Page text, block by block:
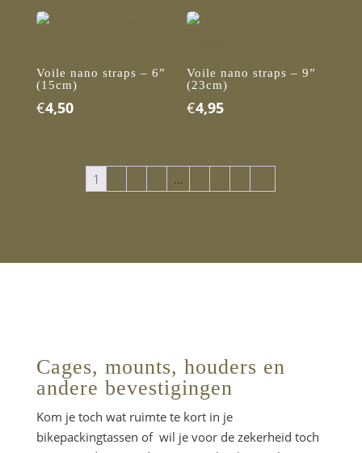
Voile nano straps – 6”
(15cm)
€4,50
Voile nano straps – 9”
(23cm)
€4,95
1 …
Cages, mounts, houders en
andere bevestigingen
Kom je toch wat ruimte te kort in je
bikepackingtassen of wil je voor de zekerheid toch